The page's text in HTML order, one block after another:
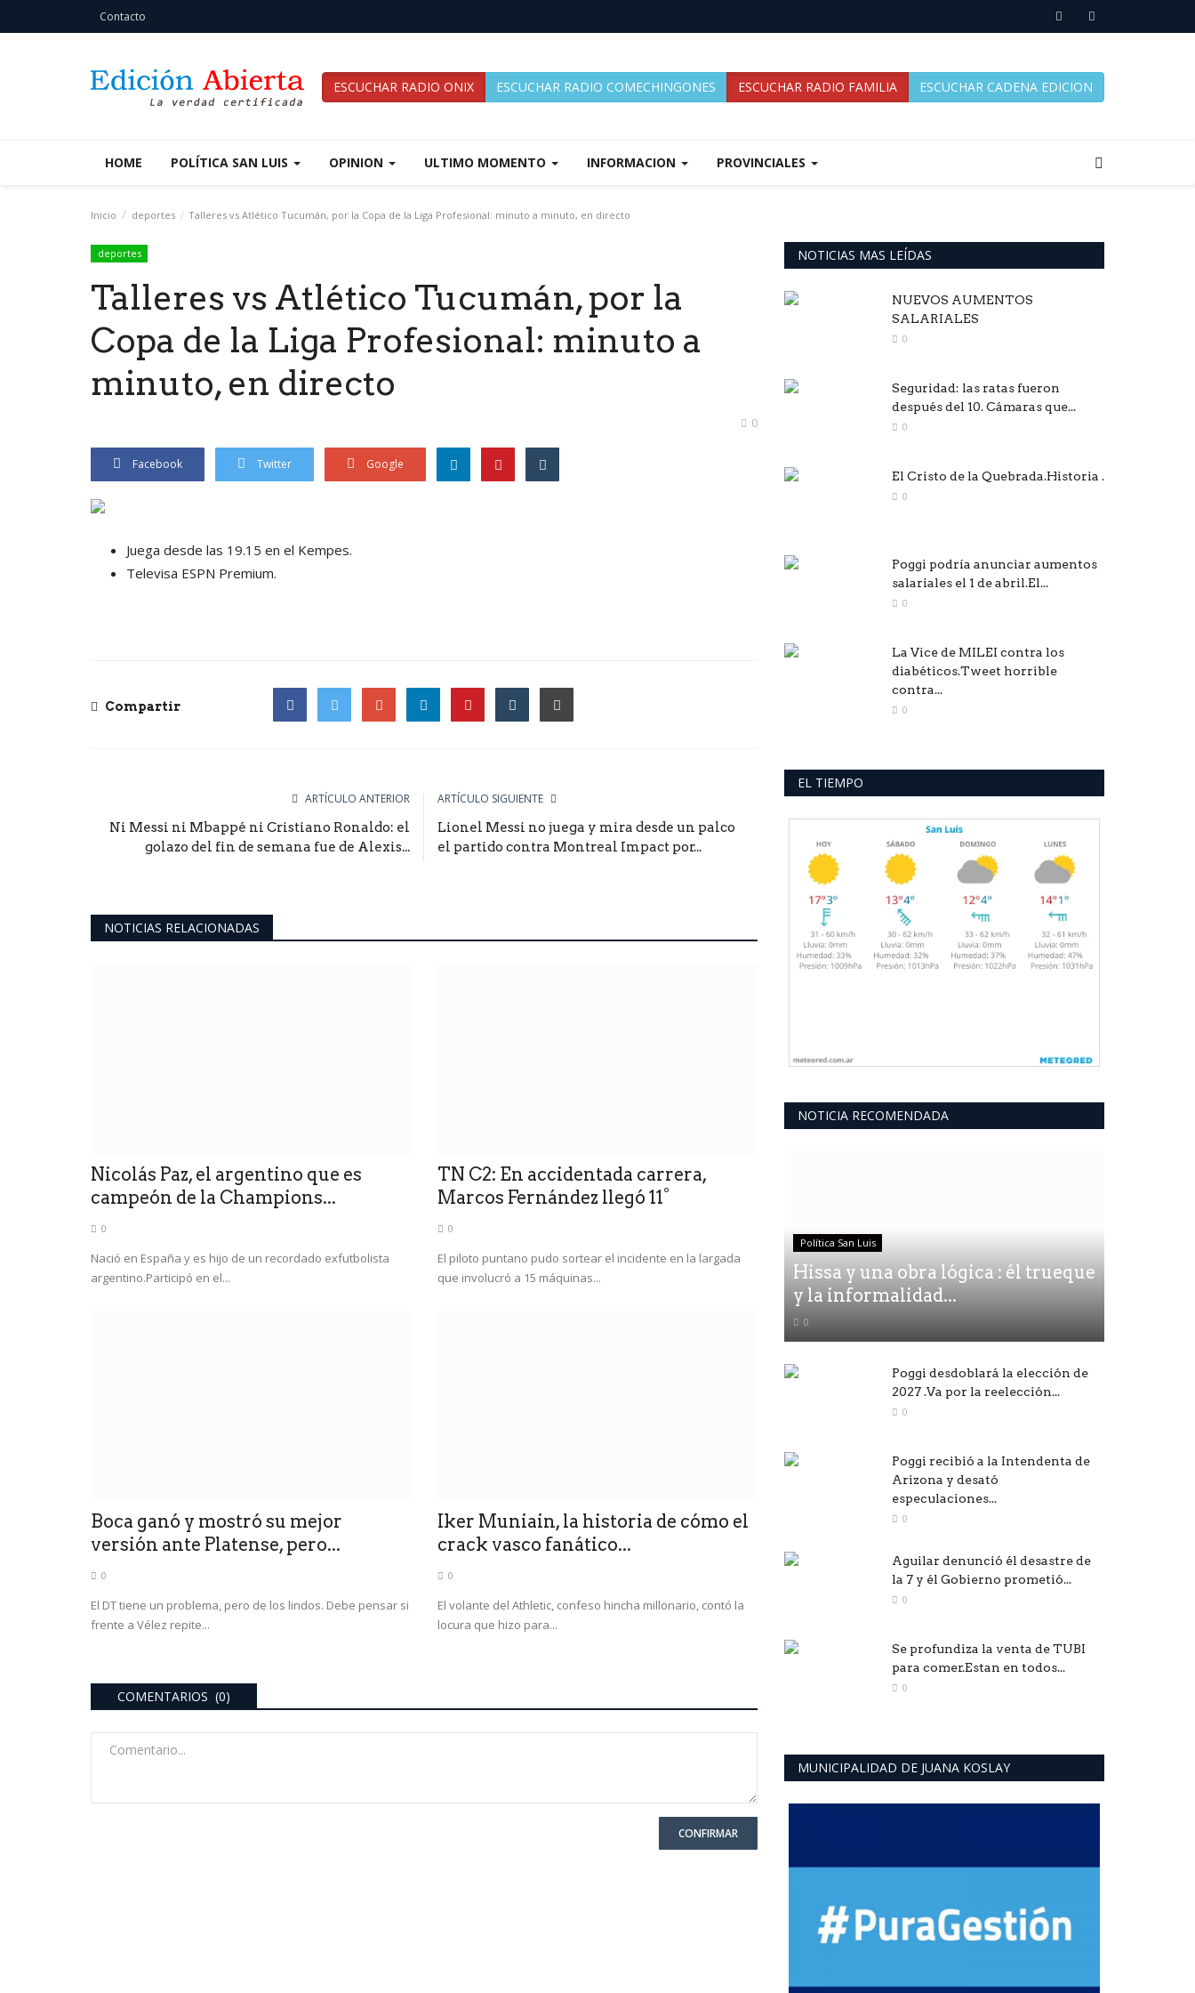
Contacto
ESCUCHAR RADIO ONIX ESCUCHAR RADIO COMECHINGONES ESCUCHAR RADIO FAMILIA ESCUCHAR CADENA EDICION
HOME POLÍTICA SAN LUIS OPINION ULTIMO MOMENTO INFORMACION PROVINCIALES
Inicio deportes Talleres vs Atlético Tucumán, por la Copa de la Liga Profesional: minuto a minuto, en directo
deportes
Talleres vs Atlético Tucumán, por la
Copa de la Liga Profesional: minuto a
minuto, en directo
0
Facebook Twitter Google
Juega desde las 19.15 en el Kempes.
Televisa ESPN Premium.
Compartir
ARTÍCULO ANTERIOR
Ni Messi ni Mbappé ni Cristiano Ronaldo: el
golazo del fin de semana fue de Alexis...
ARTÍCULO SIGUIENTE
Lionel Messi no juega y mira desde un palco
el partido contra Montreal Impact por...
NOTICIAS RELACIONADAS
Nicolás Paz, el argentino que es
campeón de la Champions...
0
Nació en España y es hijo de un recordado exfutbolista
argentino.Participó en el...
TN C2: En accidentada carrera,
Marcos Fernández llegó 11°
0
El piloto puntano pudo sortear el incidente en la largada
que involucró a 15 máquinas...
Boca ganó y mostró su mejor
versión ante Platense, pero...
0
El DT tiene un problema, pero de los lindos. Debe pensar si
frente a Vélez repite...
Iker Muniain, la historia de cómo el
crack vasco fanático...
0
El volante del Athletic, confeso hincha millonario, contó la
locura que hizo para...
COMENTARIOS (0)
CONFIRMAR
NOTICIAS MAS LEÍDAS
NUEVOS AUMENTOS
SALARIALES
0
Seguridad: las ratas fueron
después del 10. Cámaras que...
0
El Cristo de la Quebrada.Historia .
0
Poggi podría anunciar aumentos
salariales el 1 de abril.El...
0
La Vice de MILEI contra los
diabéticos.Tweet horrible
contra...
0
EL TIEMPO
NOTICIA RECOMENDADA
Política San Luis
Hissa y una obra lógica : él trueque
y la informalidad...
0
Poggi desdoblará la elección de
2027 .Va por la reelección...
0
Poggi recibió a la Intendenta de
Arizona y desató
especulaciones...
0
Aguilar denunció él desastre de
la 7 y él Gobierno prometió...
0
Se profundiza la venta de TUBI
para comer.Estan en todos...
0
MUNICIPALIDAD DE JUANA KOSLAY